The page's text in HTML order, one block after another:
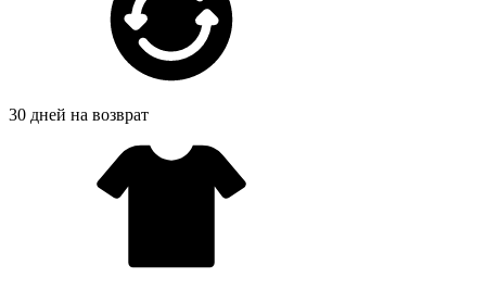
30 дней на возврат